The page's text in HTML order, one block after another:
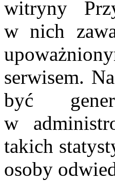
witryny
w nich
serwisem.
być
w
takich
osoby